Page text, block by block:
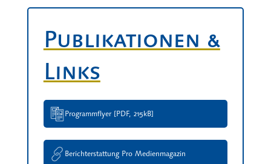
Publikationen &
Links
Programmflyer [PDF, 215kB]
Berichterstattung Pro Medienmagazin